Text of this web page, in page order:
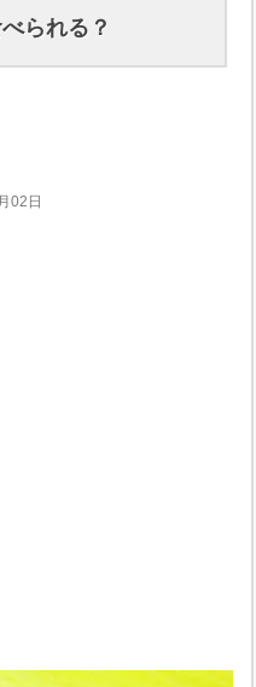
られる？
02日